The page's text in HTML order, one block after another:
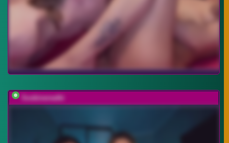
Soskinerealki